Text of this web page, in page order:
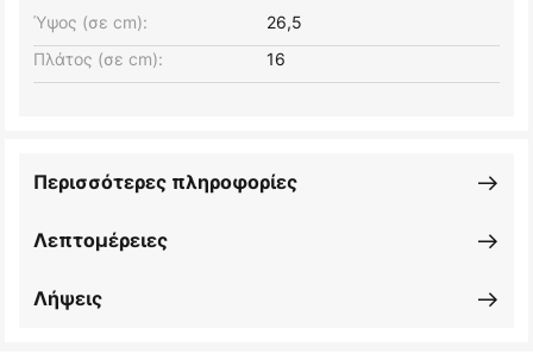
Πλάτος (σε cm): 16
Ύψος (σε cm): 26,5
Λεπτομέρειες
Περισσότερες πληροφορίες
Λήψεις